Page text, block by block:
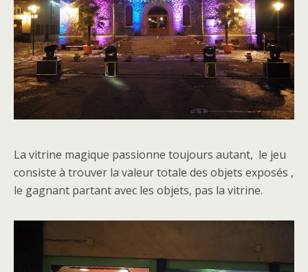
La vitrine magique passionne toujours autant, le jeu
consiste à trouver la valeur totale des objets exposés ,
le gagnant partant avec les objets, pas la vitrine.